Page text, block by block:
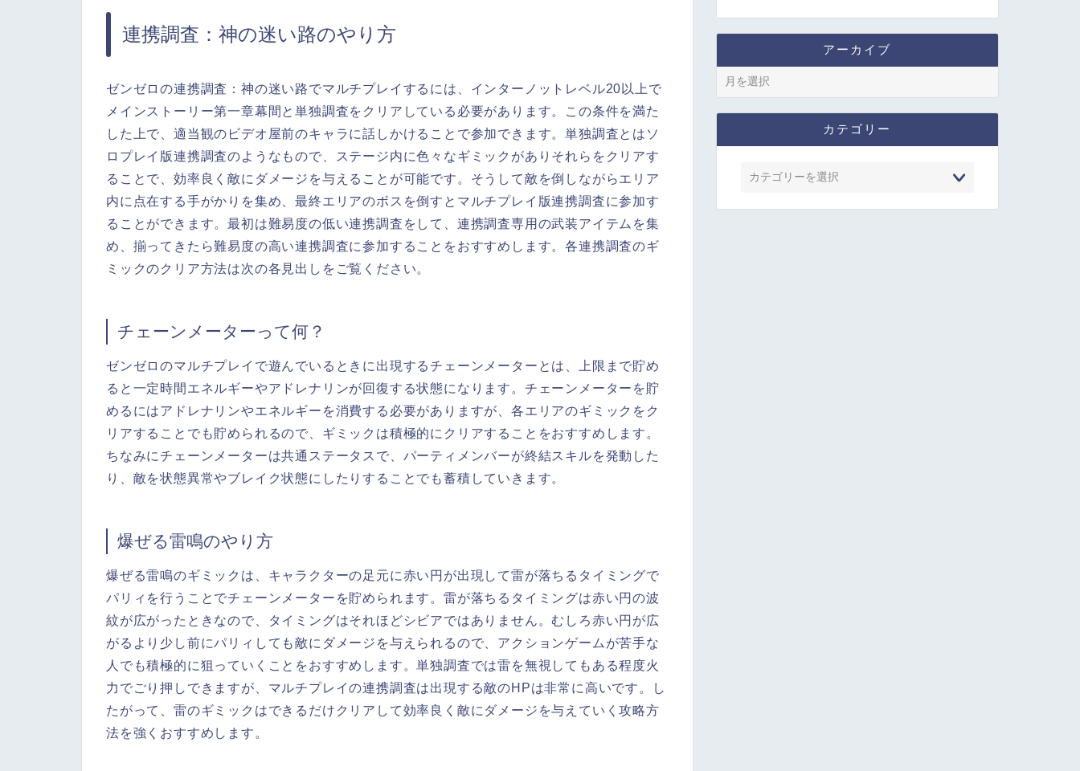
連携調査：神の迷い路のやり方
ゼンゼロの連携調査：神の迷い路でマルチプレイするには、インターノットレベル20以上で
メインストーリー第一章幕間と単独調査をクリアしている必要があります。この条件を満た
した上で、適当観のビデオ屋前のキャラに話しかけることで参加できます。単独調査とはソ
ロプレイ版連携調査のようなもので、ステージ内に色々なギミックがありそれらをクリアす
ることで、効率良く敵にダメージを与えることが可能です。そうして敵を倒しながらエリア
内に点在する手がかりを集め、最終エリアのボスを倒すとマルチプレイ版連携調査に参加す
ることができます。最初は難易度の低い連携調査をして、連携調査専用の武装アイテムを集
め、揃ってきたら難易度の高い連携調査に参加することをおすすめします。各連携調査のギ
ミックのクリア方法は次の各見出しをご覧ください。
チェーンメーターって何？
ゼンゼロのマルチプレイで遊んでいるときに出現するチェーンメーターとは、上限まで貯め
ると一定時間エネルギーやアドレナリンが回復する状態になります。チェーンメーターを貯
めるにはアドレナリンやエネルギーを消費する必要がありますが、各エリアのギミックをク
リアすることでも貯められるので、ギミックは積極的にクリアすることをおすすめします。
ちなみにチェーンメーターは共通ステータスで、パーティメンバーが終結スキルを発動した
り、敵を状態異常やブレイク状態にしたりすることでも蓄積していきます。
爆ぜる雷鳴のやり方
爆ぜる雷鳴のギミックは、キャラクターの足元に赤い円が出現して雷が落ちるタイミングで
パリィを行うことでチェーンメーターを貯められます。雷が落ちるタイミングは赤い円の波
紋が広がったときなので、タイミングはそれほどシビアではありません。むしろ赤い円が広
がるより少し前にパリィしても敵にダメージを与えられるので、アクションゲームが苦手な
人でも積極的に狙っていくことをおすすめします。単独調査では雷を無視してもある程度火
力でごり押しできますが、マルチプレイの連携調査は出現する敵のHPは非常に高いです。し
たがって、雷のギミックはできるだけクリアして効率良く敵にダメージを与えていく攻略方
法を強くおすすめします。
アーカイブ
カテゴリー